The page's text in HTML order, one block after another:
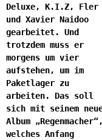
Deluxe, K.I.Z, Fler
und Xavier Naidoo
gearbeitet. Und
trotzdem muss er
morgens um vier
aufstehen, um im
Paketlager zu
arbeiten. Das soll
sich mit seinem
Album „Regenmacher“,
welches Anfang